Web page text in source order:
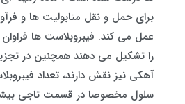
برای حمل و نقل متابولیت ها و
عمل می کند. فیبروبلاست ها
را تشکیل می دهند همچنین در
آهکی نیز نقش دارند، تعداد
سلول مخصوصا در قسمت تاجی